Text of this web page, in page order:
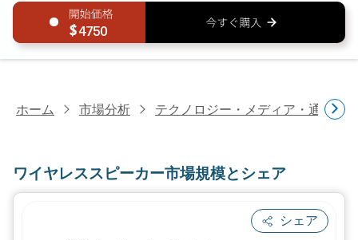
4750
ホーム 市場分析 テクノロジー・メディア・通信研
ワイヤレススピーカー市場規模とシェア
シェア